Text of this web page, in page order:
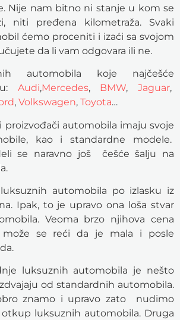
Nije nam bitno ni stanje u kom se
niti pređena kilometraža. Svaki
ćemo proceniti i izaći sa svojom
da li vam odgovara ili ne.
automobila koje najčešće
Audi,Mercedes, BMW, Jaguar,
, Volkswagen, Toyota…
proizvođači automobila imaju svoje
kao i standardne modele.
se naravno još češće šalju na
automobila po izlasku iz
Ipak, to je upravo ona loša stvar
Veoma brzo njihova cena
može se reći da je mala i posle
luksuznih automobila je nešto
od standardnih automobila.
znamo i upravo zato nudimo
luksuznih automobila. Druga